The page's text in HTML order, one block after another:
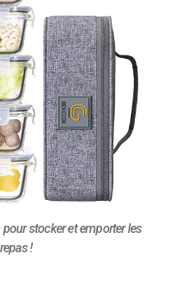
stocker et emporter les
repas !